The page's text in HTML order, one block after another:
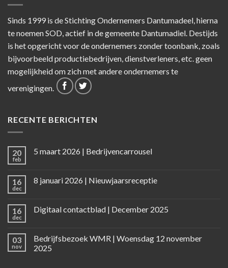
Sinds 1999 is de Stichting Ondernemers Dantumadeel, hierna
te noemen SOD, actief in de gemeente Dantumadiel. Destijds
is het opgericht voor de ondernemers zonder toonbank, zoals
bijvoorbeeld productiebedrijven, dienstverleners, etc. geen
mogelijkheid om zich met andere ondernemers te
verenigingen.
RECENTE BERICHTEN
20
feb
5 maart 2026 | Bedrijvencarrousel
16
dec
8 januari 2026 | Nieuwjaarsreceptie
16
dec
Digitaal contactblad | December 2025
03
nov
Bedrijfsbezoek WMR | Woensdag 12 november
2025